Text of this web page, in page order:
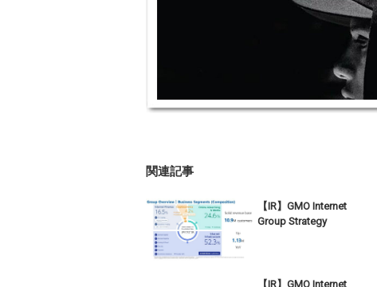
関連記事
【IR】GMO Internet
Group Strategy
【IR】GMO Internet